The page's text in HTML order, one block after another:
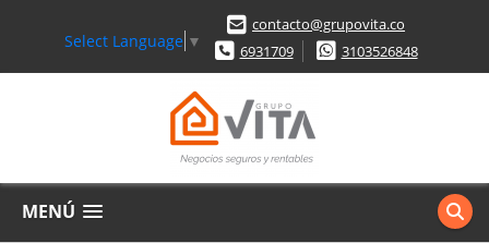
Select Language ▼
contacto@grupovita.co
6931709
3103526848
MENÚ